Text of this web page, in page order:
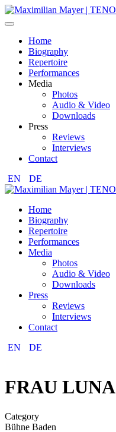
Home
Biography
Repertoire
Performances
Media
Photos
Audio & Video
Downloads
Press
Reviews
Interviews
Contact
EN
DE
Home
Biography
Repertoire
Performances
Media
Photos
Audio & Video
Downloads
Press
Reviews
Interviews
Contact
EN
DE
FRAU LUNA
Category
Bühne Baden